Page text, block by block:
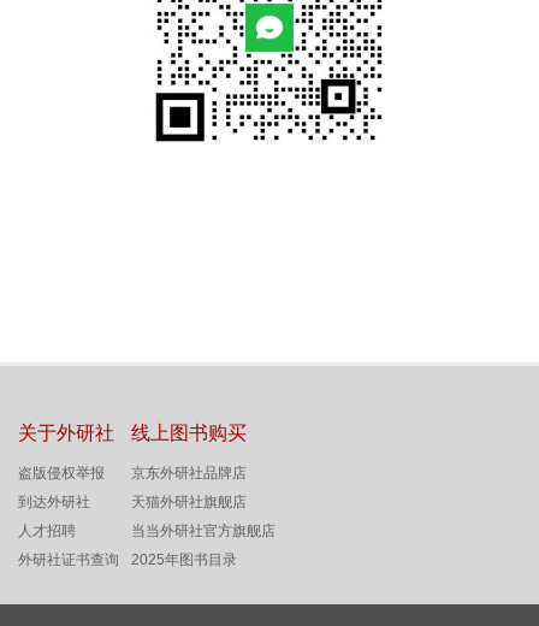
关于外研社
盗版侵权举报
到达外研社
人才招聘
外研社证书查询
线上图书购买
京东外研社品牌店
天猫外研社旗舰店
当当外研社官方旗舰店
2025年图书目录